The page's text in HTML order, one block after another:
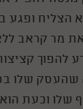
הצליח
מר קראב
להפוך
שלו
שלו וכעת